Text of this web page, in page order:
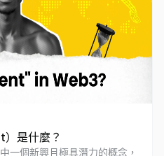
是什麼？
一個新興且極具潛力的概念，